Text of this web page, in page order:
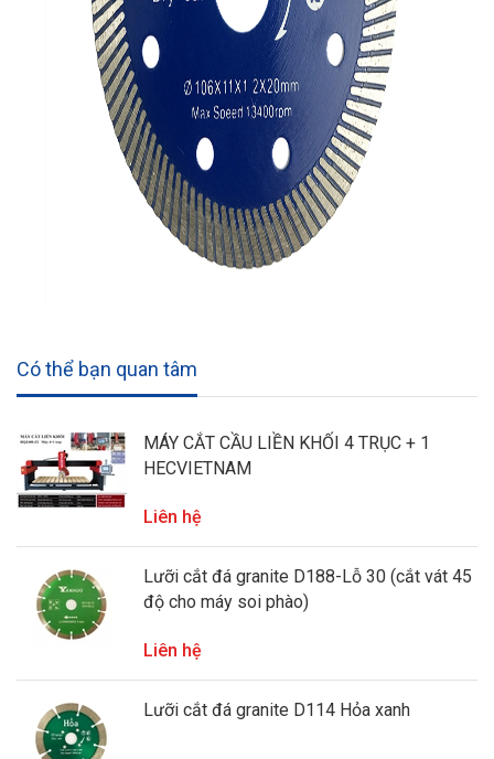
Có thể bạn quan tâm
MÁY CẮT CẦU LIỀN KHỐI 4 TRỤC + 1
HECVIETNAM
Liên hệ
Lưỡi cắt đá granite D188-Lỗ 30 (cắt vát 45
độ cho máy soi phào)
Liên hệ
Lưỡi cắt đá granite D114 Hỏa xanh